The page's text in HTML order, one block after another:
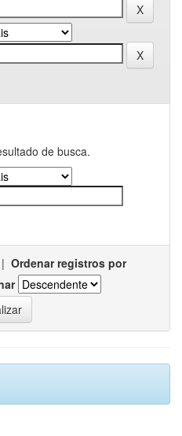
de busca.
| Ordenar registros por